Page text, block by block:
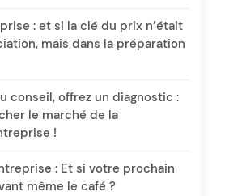
: et si la clé du prix n’était
mais dans la préparation
conseil, offrez un diagnostic :
le marché de la
!
: Et si votre prochain
même le café ?